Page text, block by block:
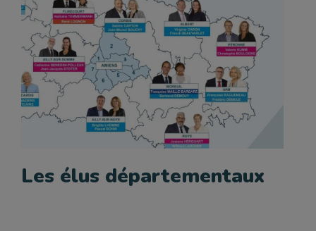
Les élus départementaux